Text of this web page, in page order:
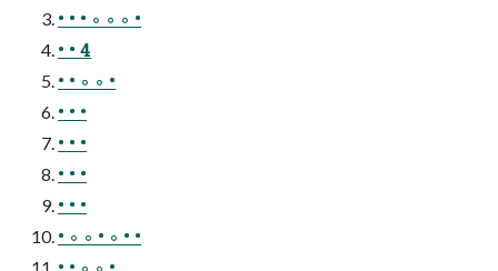
• • • ◦ ◦ ◦ •
• • 4
• • ◦ ◦ •
• • •
• • •
• • •
• • •
• ◦ ◦ • ◦ • •